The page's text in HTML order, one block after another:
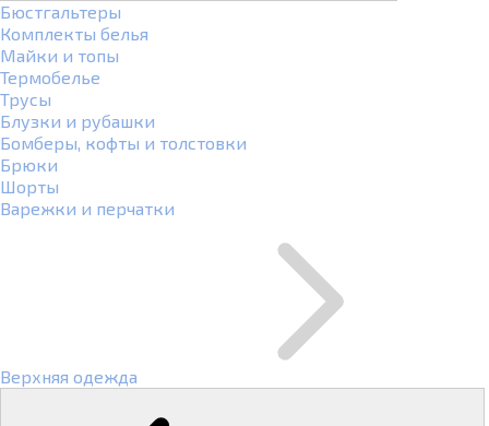
Бюстгальтеры
Комплекты белья
Майки и топы
Термобелье
Трусы
Блузки и рубашки
Бомберы, кофты и толстовки
Брюки
Шорты
Варежки и перчатки
Верхняя одежда